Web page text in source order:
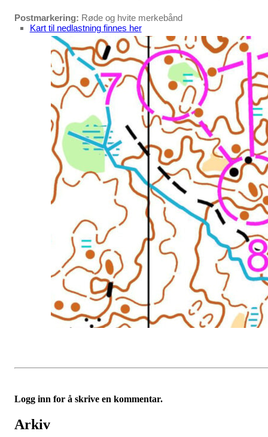
Postmarkering: Røde og hvite merkebånd
Kart til nedlastning finnes her
Logg inn for å skrive en kommentar.
Arkiv